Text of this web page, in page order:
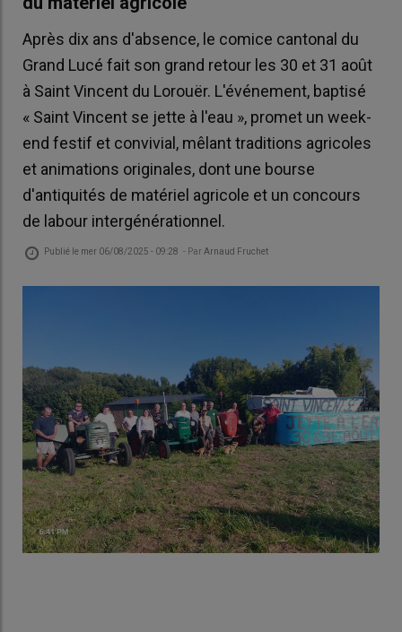
Après dix ans d'absence, le comice cantonal du
Grand Lucé fait son grand retour les 30 et 31 août
à Saint Vincent du Lorouër. L'événement, baptisé
« Saint Vincent se jette à l'eau », promet un week-
end festif et convivial, mêlant traditions agricoles
et animations originales, dont une bourse
d'antiquités de matériel agricole et un concours
de labour intergénérationnel.
Publié le mer 06/08/2025 - 09:28 - Par Arnaud Fruchet